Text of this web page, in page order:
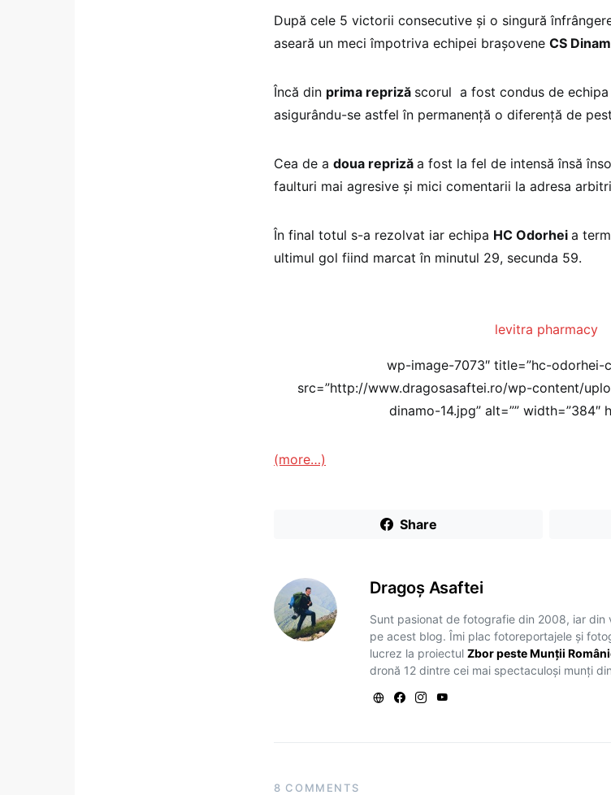
După cele 5 victorii consecutive şi o singură
aseară un meci împotriva echipei braşovene CS
Încă din prima repriză scorul a fost condus de
asigurându-se astfel în permanenţă o diferenţă de
Cea de a doua repriză a fost la fel de intensă însă
faulturi mai agresive şi mici comentarii la adresa
În final totul s-a rezolvat iar echipa HC Odorhei a
ultimul gol fiind marcat în minutul 29, secunda 59.
levitra pharmacy
wp-image-7073″ title=”hc-odorhei-
src=”http://www.dragosasaftei.ro/wp-content/
dinamo-14.jpg” alt=”” width=”384″
(more…)
Share
Dragoş Asaftei
Sunt pasionat de fotografie din 2008, iar din
pe acest blog. Îmi plac fotoreportajele și
lucrez la proiectulZbor peste Munții
dronă 12 dintre cei mai spectaculoși munți
8 COMMENTS